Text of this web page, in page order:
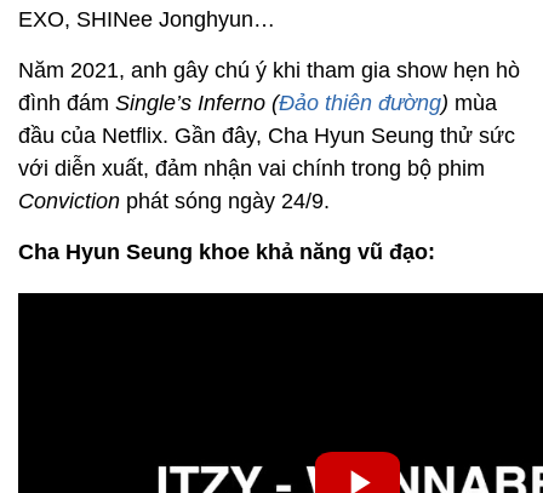
EXO, SHINee Jonghyun…
Năm 2021, anh gây chú ý khi tham gia show hẹn hò
đình đám Single’s Inferno (Đảo thiên đường) mùa
đầu của Netflix. Gần đây, Cha Hyun Seung thử sức
với diễn xuất, đảm nhận vai chính trong bộ phim
Conviction phát sóng ngày 24/9.
Cha Hyun Seung khoe khả năng vũ đạo: